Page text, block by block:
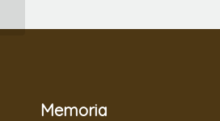
Memoria